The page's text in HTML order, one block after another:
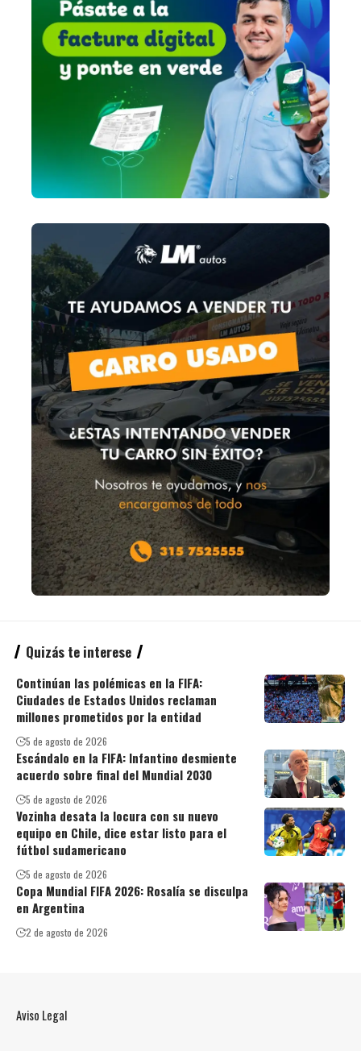
Quizás te interese
Continúan las polémicas en la FIFA:
Ciudades de Estados Unidos reclaman
millones prometidos por la entidad
5 de agosto de 2026
Escándalo en la FIFA: Infantino desmiente
acuerdo sobre final del Mundial 2030
5 de agosto de 2026
Vozinha desata la locura con su nuevo
equipo en Chile, dice estar listo para el
fútbol sudamericano
5 de agosto de 2026
Copa Mundial FIFA 2026: Rosalía se disculpa
en Argentina
2 de agosto de 2026
Aviso Legal